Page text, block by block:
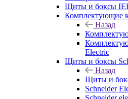
Щиты и боксы
Комплектующие
Назад
Electric
Щиты и боксы
Назад
Щиты и
Schneider